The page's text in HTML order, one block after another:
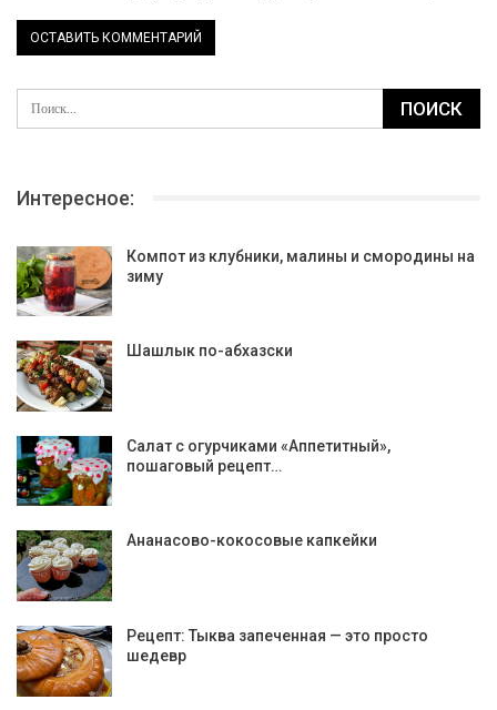
Интересное:
Компот из клубники, малины и смородины на
зиму
Шашлык по-абхазски
Салат с огурчиками «Аппетитный»,
пошаговый рецепт…
Ананасово-кокосовые капкейки
Рецепт: Тыква запеченная — это просто
шедевр